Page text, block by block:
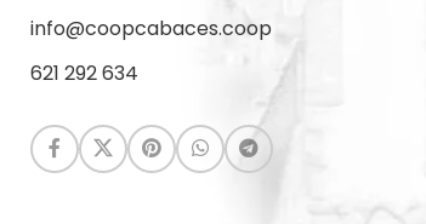
info@coopcabaces.coop
621 292 634